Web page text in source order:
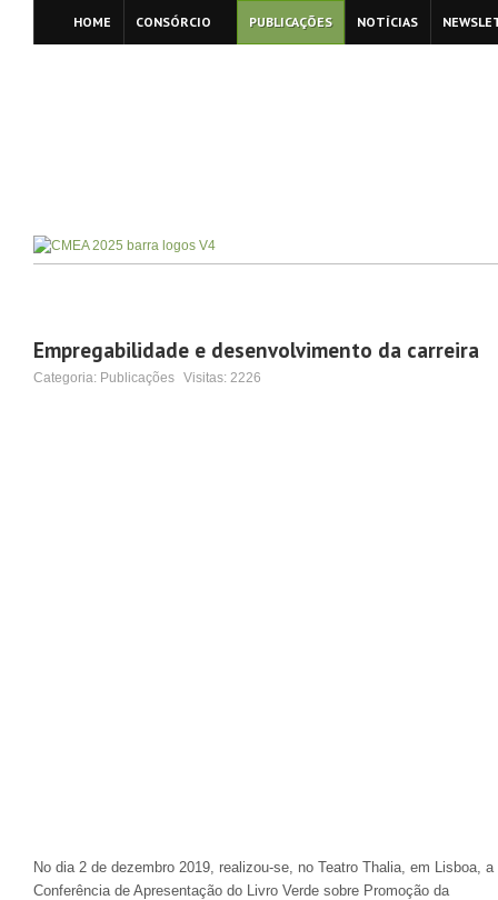
HOME CONSÓRCIO PUBLICAÇÕES NOTÍCIAS
Empregabilidade e desenvolvimento da carreira
Categoria: Publicações Visitas: 2226
No dia 2 de dezembro 2019, realizou-se, no Teatro Thalia, em Lisboa, a
Conferência de Apresentação do Livro Verde sobre Promoção da